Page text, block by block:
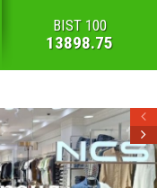
BIST 100
13898.75